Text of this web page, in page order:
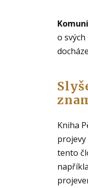
o
Kniha
projevy
tento